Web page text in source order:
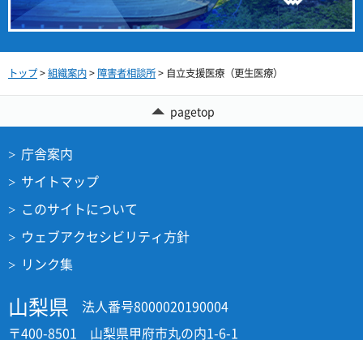
トップ>組織案内> 障害者相談所> 自立支援医療（更生医療）
pagetop
庁舎案内
サイトマップ
このサイトについて
ウェブアクセシビリティ方針
リンク集
山梨県
法人番号8000020190004
〒400-8501 山梨県甲府市丸の内1-6-1